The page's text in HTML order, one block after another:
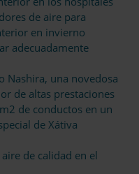
de aire para
en invierno
adecuadamente
Nashira, una novedosa
de altas prestaciones
de conductos en un
de Xátiva
de calidad en el